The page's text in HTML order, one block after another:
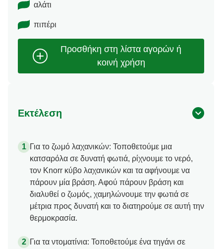
αλάτι
πιπέρι
Εκτέλεση
Για το ζωμό λαχανικών: Τοποθετούμε μια
κατσαρόλα σε δυνατή φωτιά, ρίχνουμε το νερό,
τον Knorr κύβο λαχανικών και τα αφήνουμε να
πάρουν μία βράση. Αφού πάρουν βράση και
διαλυθεί ο ζωμός, χαμηλώνουμε την φωτιά σε
μέτρια προς δυνατή και το διατηρούμε σε αυτή την
θερμοκρασία.
Για τα ντοματίνια: Τοποθετούμε ένα τηγάνι σε